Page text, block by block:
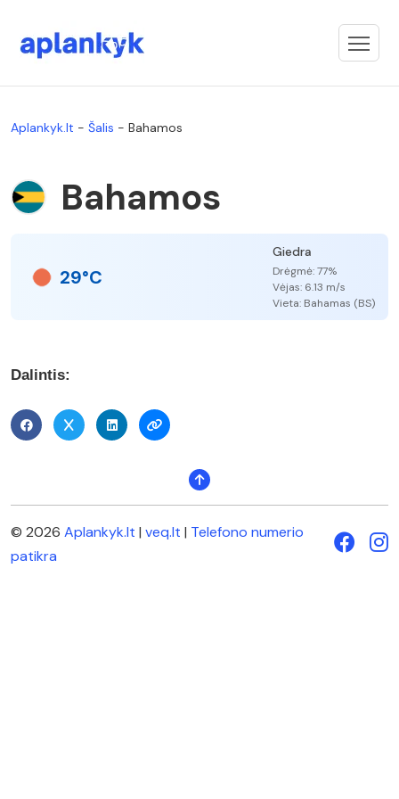
Aplankyk.lt - Šalis - Bahamos
Bahamos
29°C
Giedra
Drėgmė: 77%
Vėjas: 6.13 m/s
Vieta: Bahamas (BS)
Dalintis:
© 2026 Aplankyk.lt | veq.lt | Telefono numerio
patikra